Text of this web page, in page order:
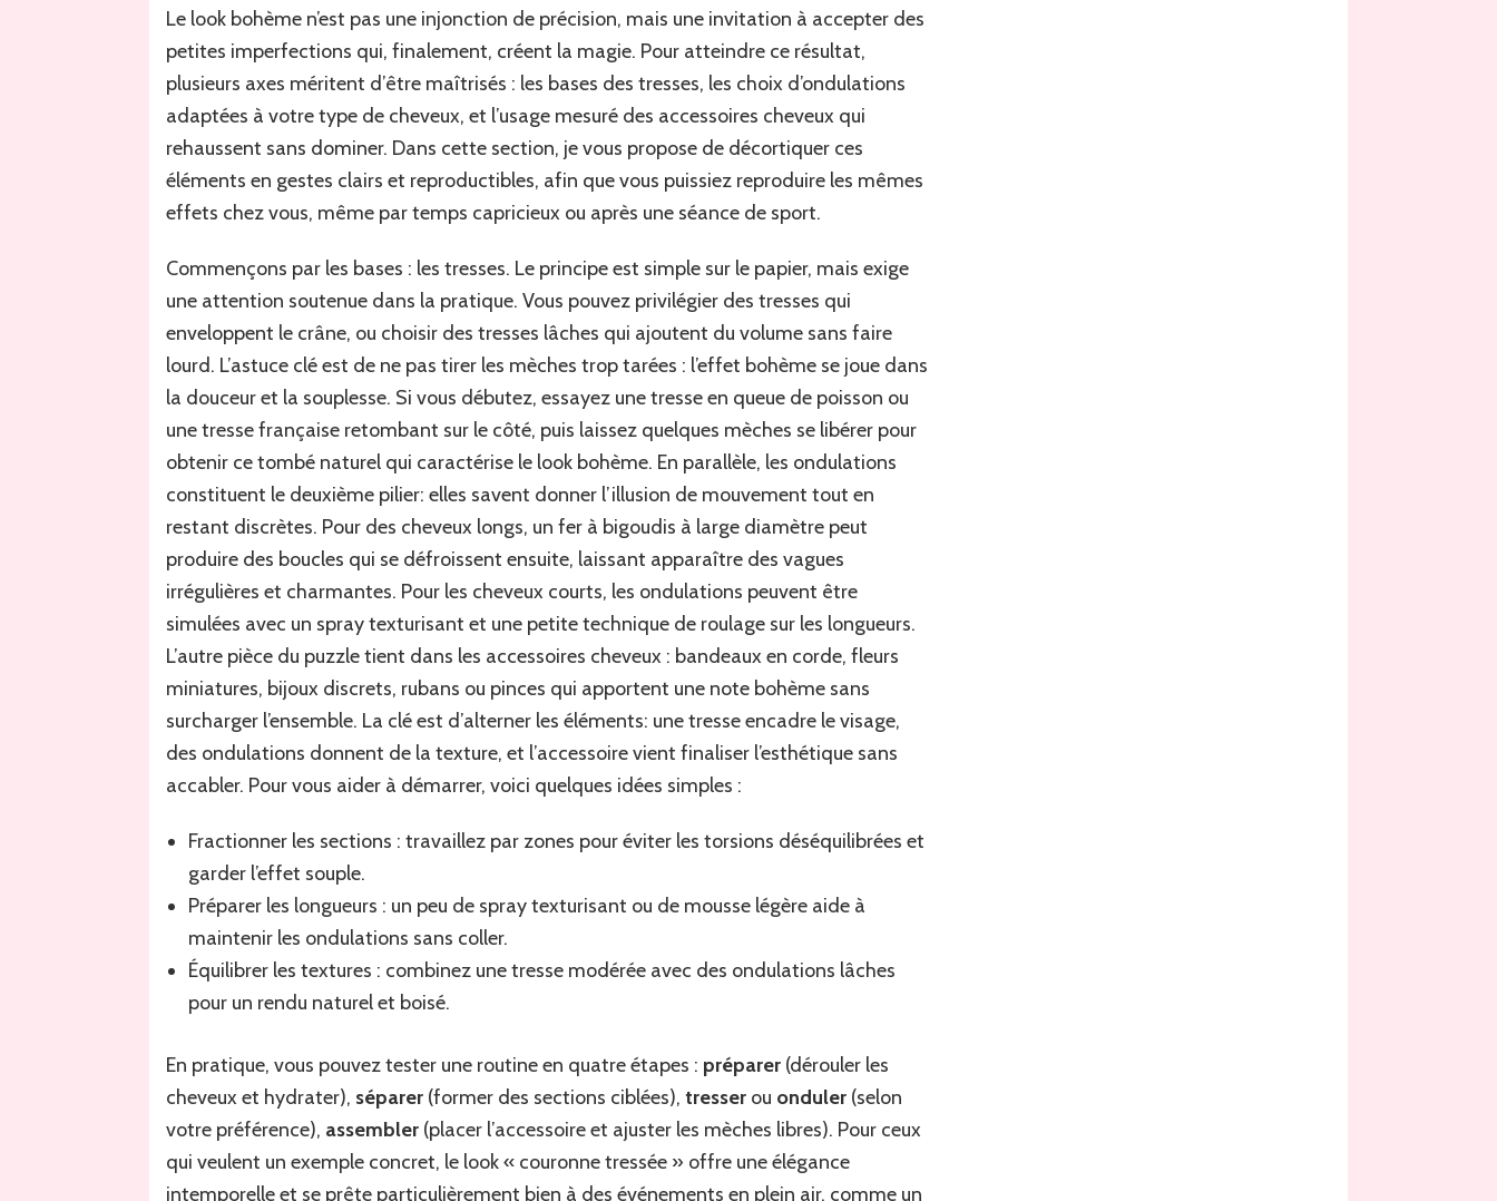
Le look bohème n’est pas une injonction de précision, mais une invitation à accepter des
petites imperfections qui, finalement, créent la magie. Pour atteindre ce résultat,
plusieurs axes méritent d’être maîtrisés : les bases des tresses, les choix d’ondulations
adaptées à votre type de cheveux, et l’usage mesuré des accessoires cheveux qui
rehaussent sans dominer. Dans cette section, je vous propose de décortiquer ces
éléments en gestes clairs et reproductibles, afin que vous puissiez reproduire les mêmes
effets chez vous, même par temps capricieux ou après une séance de sport.
Commençons par les bases : les tresses. Le principe est simple sur le papier, mais exige
une attention soutenue dans la pratique. Vous pouvez privilégier des tresses qui
enveloppent le crâne, ou choisir des tresses lâches qui ajoutent du volume sans faire
lourd. L’astuce clé est de ne pas tirer les mèches trop tarées : l’effet bohème se joue dans
la douceur et la souplesse. Si vous débutez, essayez une tresse en queue de poisson ou
une tresse française retombant sur le côté, puis laissez quelques mèches se libérer pour
obtenir ce tombé naturel qui caractérise le look bohème. En parallèle, les ondulations
constituent le deuxième pilier: elles savent donner l’illusion de mouvement tout en
restant discrètes. Pour des cheveux longs, un fer à bigoudis à large diamètre peut
produire des boucles qui se défroissent ensuite, laissant apparaître des vagues
irrégulières et charmantes. Pour les cheveux courts, les ondulations peuvent être
simulées avec un spray texturisant et une petite technique de roulage sur les longueurs.
L’autre pièce du puzzle tient dans les accessoires cheveux : bandeaux en corde, fleurs
miniatures, bijoux discrets, rubans ou pinces qui apportent une note bohème sans
surcharger l’ensemble. La clé est d’alterner les éléments: une tresse encadre le visage,
des ondulations donnent de la texture, et l’accessoire vient finaliser l’esthétique sans
accabler. Pour vous aider à démarrer, voici quelques idées simples :
Fractionner les sections : travaillez par zones pour éviter les torsions déséquilibrées et
garder l’effet souple.
Préparer les longueurs : un peu de spray texturisant ou de mousse légère aide à
maintenir les ondulations sans coller.
Équilibrer les textures : combinez une tresse modérée avec des ondulations lâches
pour un rendu naturel et boisé.
En pratique, vous pouvez tester une routine en quatre étapes : préparer (dérouler les
cheveux et hydrater), séparer (former des sections ciblées),tresser ou onduler (selon
votre préférence), assembler (placer l’accessoire et ajuster les mèches libres). Pour ceux
qui veulent un exemple concret, le look « couronne tressée » offre une élégance
intemporelle et se prête particulièrement bien à des événements en plein air, comme un